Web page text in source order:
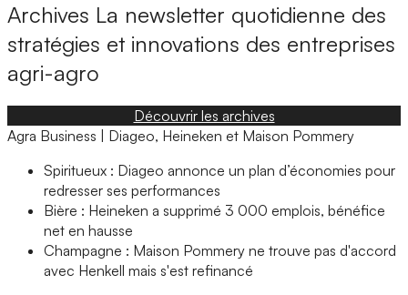
Archives La newsletter quotidienne des
stratégies et innovations des entreprises
agri-agro
Découvrir les archives
Agra Business | Diageo, Heineken et Maison Pommery
Spiritueux : Diageo annonce un plan d’économies pour
redresser ses performances
Bière : Heineken a supprimé 3 000 emplois, bénéfice
net en hausse
Champagne : Maison Pommery ne trouve pas d'accord
avec Henkell mais s'est refinancé